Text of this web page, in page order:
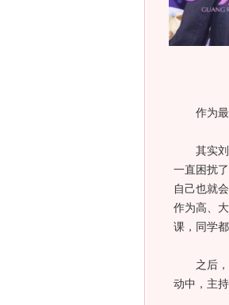
作为最年
其实刘烨
一直困扰
自己也就
作为高、
课，同学
之后，刘
动中，主